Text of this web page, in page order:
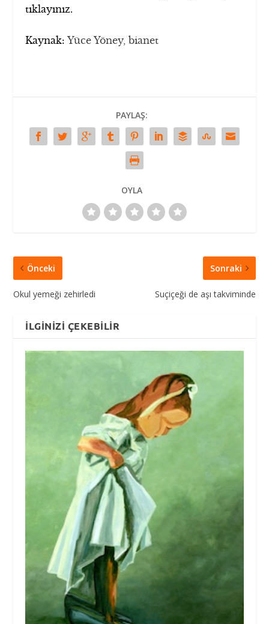
tıklayınız.
Kaynak:Yüce Yöney, bianet
PAYLAŞ:
OYLA
Önceki
Okul yemeği zehirledi
Sonraki
Suçiçeği de aşı takviminde
İLGINIZI ÇEKEBILIR